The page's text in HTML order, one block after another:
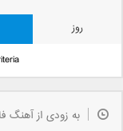
روز
به زودی از آهنگ